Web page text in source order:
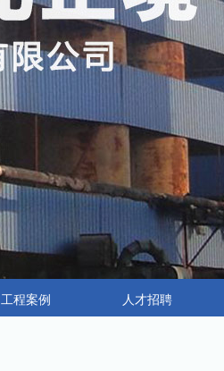
工程案例 人才招聘